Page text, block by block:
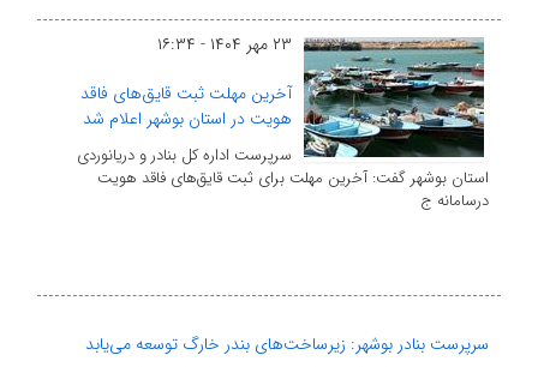
۲۳ مهر ۱۴۰۴ - ۱۶:۳۴
آخرین مهلت ثبت قایق‌های فاقد
هویت در استان بوشهر اعلام شد
سرپرست اداره کل بنادر و دریانوردی
استان بوشهر گفت: آخرین مهلت برای ثبت قایق‌های فاقد هویت
درسامانه ج
سرپرست بنادر بوشهر: زیرساخت‌های بندر خارگ توسعه می‌یابد